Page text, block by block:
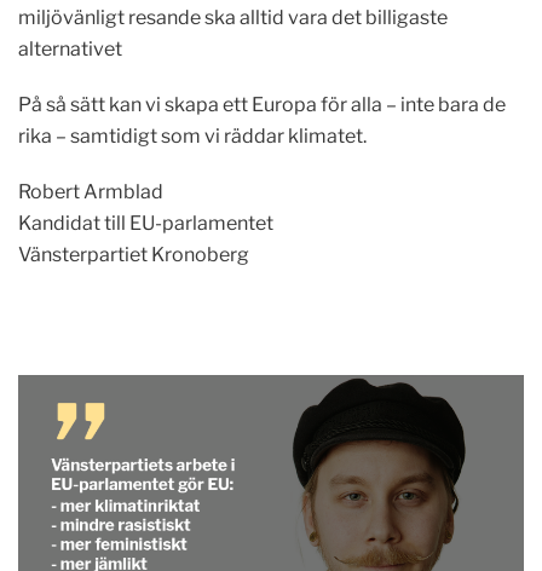
miljövänligt resande ska alltid vara det billigaste
alternativet
På så sätt kan vi skapa ett Europa för alla – inte bara de
rika – samtidigt som vi räddar klimatet.
Robert Armblad
Kandidat till EU-parlamentet
Vänsterpartiet Kronoberg